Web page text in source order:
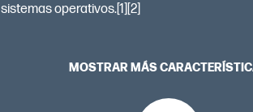
sistemas operativos.[1][2]
MOSTRAR MÁS